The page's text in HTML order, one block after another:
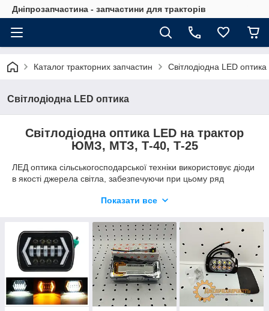
Дніпрозапчастина - запчастини для тракторів
Каталог тракторних запчастин Світлодіодна LED оптика
Світлодіодна LED оптика
Світлодіодна оптика LED на трактор
ЮМЗ, МТЗ, Т-40, Т-25
ЛЕД оптика сільськогосподарської техніки використовує діоди
в якості джерела світла, забезпечуючи при цьому ряд
лампами розжарювання. Основна відмінність полягає у її
внутрішнього електрообладнання до механічних впливів.
LED оптика покращує видимість в умовах низького
освітлення, дозволяючи працювати більш ефективно та
безпечно у темний час доби, а також за несприятливих
погодних умов. Це впливає на продуктивність праці,
дозволяючи збільшити час роботи сільгосптехніки.
Показати все